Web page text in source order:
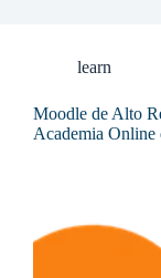
learn
Moodle de Alto
Academia Online